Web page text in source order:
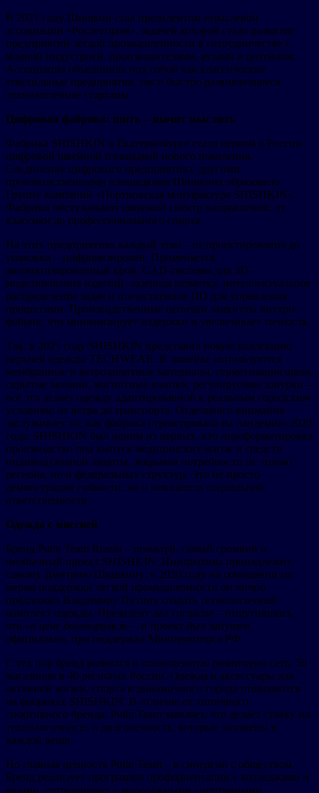
В 2021 году Шишкин стал президентом отраслевой
ассоциации «Рослегпром», задачей которой стало развитие
предприятий лёгкой промышленности в сотрудничестве с
модной индустрией, производителями, вузами и ритейлом.
Ассоциация объединила под собой как классические
текстильные предприятия, так и быстро развивающиеся
технологичные стартапы.
Цифровая фабрика: шить – значит мыслить
Фабрика SHISHKIN в Екатеринбурге стала первой в России
цифровой швейной площадкой нового поколения.
Соединение цифрового предприятия с другими
производственными площадками Шишкина образовало
Группу компаний «Портновская мануфактура SHISHKIN».
Фабрики обслуживают широкий спектр направлений: от
классики до профессионального спорта.
На этих предприятиях каждый этап – от проектирования до
упаковки – цифровизирован. Применяется
автоматизированный крой, CAD-системы для 3D-
моделирования изделий, лазерная разметка, интеллектуальное
распределение задач и отечественное ПО для управления
процессами. Производственные цепочки замкнуты внутри
фабрик, что минимизирует издержки и увеличивает точность.
Так, в 2025 году SHISHKIN представил новую коллекцию
верхней одежды TECHWEAR. В линейке используются
мембранные и ветрозащитные материалы, герметизация швов,
скрытые молнии, магнитные кнопки, регулируемые шнурки –
всё это делает одежду адаптированной к реальным городским
условиям: от ветра до транспорта. Отдельного внимания
заслуживает то, как фабрика отреагировала на пандемию 2020
года: SHISHKIN был одним из первых, кто переформатировал
производство под выпуск медицинских масок и средств
индивидуальной защиты, закрывая потребности не только
региона, но и федеральных структур. Это не просто
демонстрация гибкости, но и показатель социальной
ответственности.
Одежда с миссией
Бренд Putin Team Russia – пожалуй, самый громкий и
необычный проект SHISHKIN. Инициатива принадлежит
самому Дмитрию Шишкину: в 2020 году на совещании по
мерам поддержки легкой промышленности он лично
предложил Владимиру Путину создать технологичный
комплект одежды. Президент дал согласие – отшутившись,
что «о цене договоримся» – и проект был запущен
официально, при поддержке Минпромторга РФ.
С тех пор бренд развился в полноценную розничную сеть: 50
магазинов в 40 регионах России. Одежда и аксессуары для
активной жизни, спорта и динамичного города отшиваются
на фабриках SHISHKIN. В отличие от типичного
спортивного бренда, Putin Team заявляет, что делает ставку на
технологичность и долговечность, которые заложены в
каждой вещи.
Но главная ценность Putin Team – в синергии с обществом.
Бренд реализует программы профориентации с колледжами и
вузами, сотрудничает с молодёжными спортивными